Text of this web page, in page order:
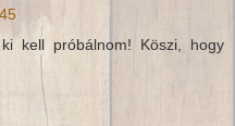
kell próbálnom! Köszi, hogy